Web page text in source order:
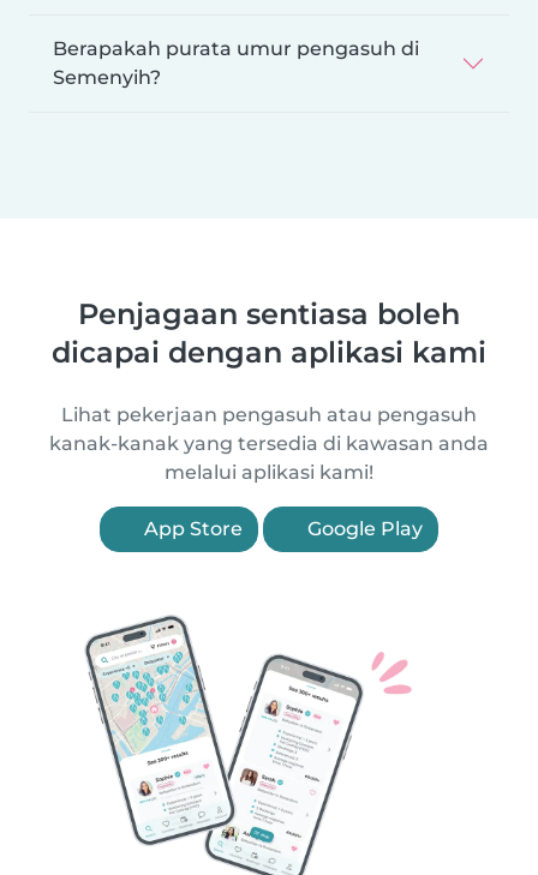
Berapakah purata umur pengasuh di
Semenyih?
Penjagaan sentiasa boleh
dicapai dengan aplikasi kami
Lihat pekerjaan pengasuh atau pengasuh
kanak-kanak yang tersedia di kawasan anda
melalui aplikasi kami!
App Store Google Play